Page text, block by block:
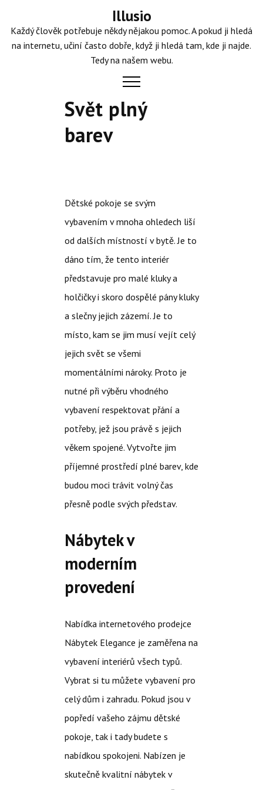
content
Illusio
Každý člověk potřebuje někdy nějakou pomoc. A pokud ji hledá
na internetu, učiní často dobře, když ji hledá tam, kde ji najde.
Tedy na našem webu.
Svět plný
barev
Dětské pokoje se svým
vybavením v mnoha ohledech liší
od dalších místností v bytě. Je to
dáno tím, že tento interiér
představuje pro malé kluky a
holčičky i skoro dospělé pány kluky
a slečny jejich zázemí. Je to
místo, kam se jim musí vejít celý
jejich svět se všemi
momentálními nároky. Proto je
nutné při výběru vhodného
vybavení respektovat přání a
potřeby, jež jsou právě s jejich
věkem spojené. Vytvořte jim
příjemné prostředí plné barev, kde
budou moci trávit volný čas
přesně podle svých představ.
Nábytek v
moderním
provedení
Nabídka internetového prodejce
Nábytek Elegance je zaměřena na
vybavení interiérů všech typů.
Vybrat si tu můžete vybavení pro
celý dům i zahradu. Pokud jsou v
popředí vašeho zájmu dětské
pokoje, tak i tady budete s
nabídkou spokojeni. Nabízen je
skutečně kvalitní nábytek v